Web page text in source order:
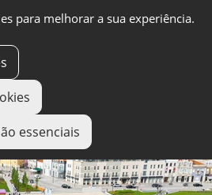
para melhorar a sua experiência.
essenciais